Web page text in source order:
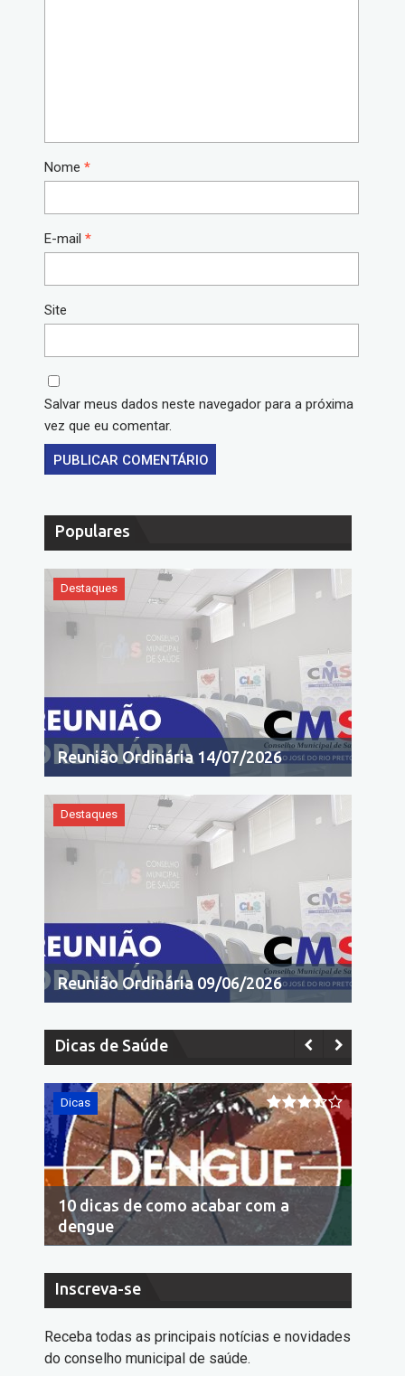
Nome *
E-mail *
Site
Salvar meus dados neste navegador para a próxima
vez que eu comentar.
Populares
Destaques
Reunião Ordinária 14/07/2026
Destaques
Reunião Ordinária 09/06/2026
Dicas de Saúde
Dicas
10 dicas de como acabar com a
dengue
Inscreva-se
Receba todas as principais notícias e novidades
do conselho municipal de saúde.